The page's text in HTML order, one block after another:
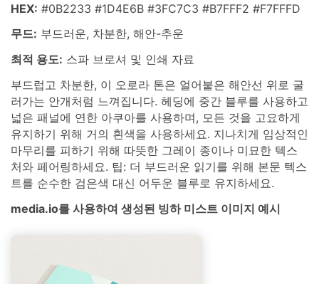
HEX: #0B2233 #1D4E6B #3FC7C3 #B7FFF2 #F7FFFD
무드: 부드러운, 차분한, 해안-추운
최적 용도: 스파 브로셔 및 인쇄 자료
부드럽고 차분한, 이 오로라 톤은 얼어붙은 해안선 위로 굴
러가는 안개처럼 느껴집니다. 헤딩에 중간 블루를 사용하고
넓은 패널에 연한 아쿠아를 사용하며, 모든 것을 고요하게
유지하기 위해 거의 흰색을 사용하세요. 지나치게 임상적인
마무리를 피하기 위해 따뜻한 그레이 종이나 미묘한 텍스
처와 페어링하세요. 팁: 더 부드러운 읽기를 위해 본문 텍스
트를 순수한 검은색 대신 어두운 블루로 유지하세요.
media.io를 사용하여 생성된 빙하 미스트 이미지 예시